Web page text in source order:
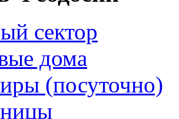
сектор
дома
(посуточно)